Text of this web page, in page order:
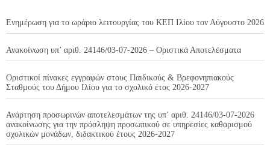
Ενημέρωση για το ωράριο λειτουργίας του ΚΕΠ Ιλίου τον Αύγουστο 2026
Ανακοίνωση υπ’ αριθ. 24146/03-07-2026 – Οριστικά Αποτελέσματα
Οριστικοί πίνακες εγγραφών στους Παιδικούς & Βρεφονηπιακούς
Σταθμούς του Δήμου Ιλίου για το σχολικό έτος 2026-2027
Ανάρτηση προσωρινών αποτελεσμάτων της υπ’ αριθ. 24146/03-07-2026
ανακοίνωσης για την πρόσληψη προσωπικού σε υπηρεσίες καθαρισμού
σχολικών μονάδων, διδακτικού έτους 2026-2027